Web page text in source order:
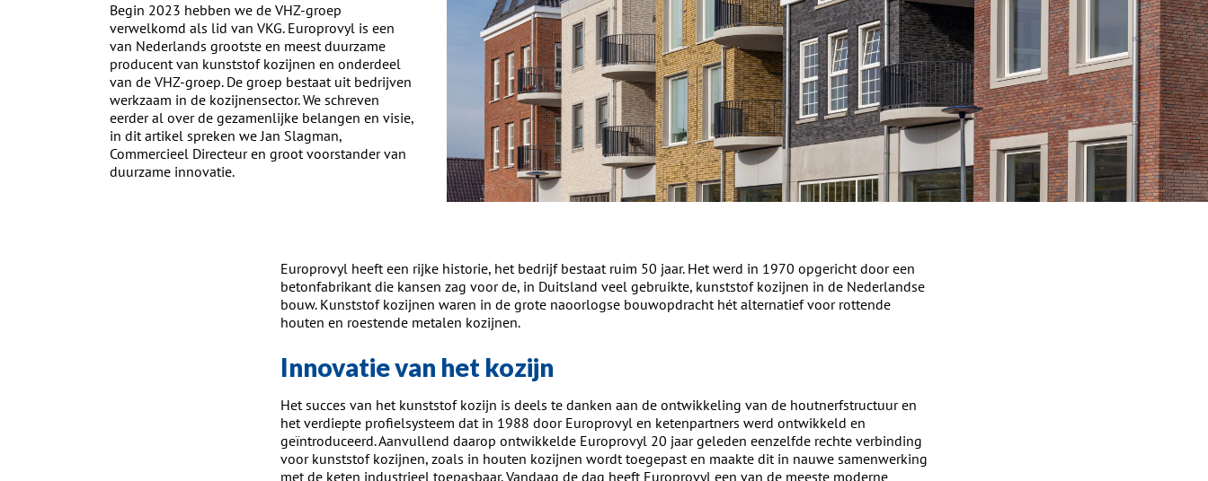
Begin 2023 hebben we de VHZ-groep
verwelkomd als lid van VKG. Europrovyl is een
van Nederlands grootste en meest duurzame
producent van kunststof kozijnen en onderdeel
van de VHZ-groep. De groep bestaat uit bedrijven
werkzaam in de kozijnensector. We schreven
eerder al over de gezamenlijke belangen en visie,
in dit artikel spreken we Jan Slagman,
Commercieel Directeur en groot voorstander van
duurzame innovatie.
Europrovyl heeft een rijke historie, het bedrijf bestaat ruim 50 jaar. Het werd in 1970 opgericht door een
betonfabrikant die kansen zag voor de, in Duitsland veel gebruikte, kunststof kozijnen in de Nederlandse
bouw. Kunststof kozijnen waren in de grote naoorlogse bouwopdracht hét alternatief voor rottende
houten en roestende metalen kozijnen.
Innovatie van het kozijn
Het succes van het kunststof kozijn is deels te danken aan de ontwikkeling van de houtnerfstructuur en
het verdiepte profielsysteem dat in 1988 door Europrovyl en ketenpartners werd ontwikkeld en
geïntroduceerd. Aanvullend daarop ontwikkelde Europrovyl 20 jaar geleden eenzelfde rechte verbinding
voor kunststof kozijnen, zoals in houten kozijnen wordt toegepast en maakte dit in nauwe samenwerking
met de keten industrieel toepasbaar. Vandaag de dag heeft Europrovyl een van de meeste moderne